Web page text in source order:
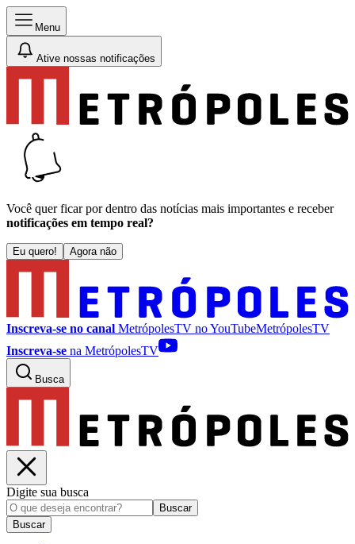
Menu
Ative nossas notificações
Você quer ficar por dentro das notícias mais importantes e receber
notificações em tempo real?
Eu quero! Agora não
Inscreva-se no canal MetrópolesTV noYouTubeMetrópolesTV
Inscreva-se na MetrópolesTV
Busca
Digite sua busca
Buscar
Buscar